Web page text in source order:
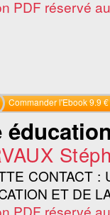
PDF réservé
Commander l'Ebook 9.9 €
CONTACT :
ET DE
PDF réservé